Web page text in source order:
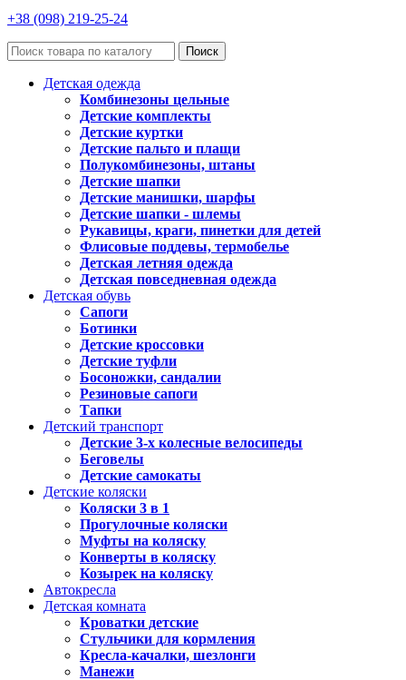
+38 (098) 219-25-24
Поиск
Детская одежда
Комбинезоны цельные
Детские комплекты
Детские куртки
Детские пальто и плащи
Полукомбинезоны, штаны
Детские шапки
Детские манишки, шарфы
Детские шапки - шлемы
Рукавицы, краги, пинетки для детей
Флисовые поддевы, термобелье
Детская летняя одежда
Детская повседневная одежда
Детская обувь
Сапоги
Ботинки
Детские кроссовки
Детские туфли
Босоножки, сандалии
Резиновые сапоги
Тапки
Детский транспорт
Детские 3-х колесные велосипеды
Беговелы
Детские самокаты
Детские коляски
Коляски 3 в 1
Прогулочные коляски
Муфты на коляску
Конверты в коляску
Козырек на коляску
Автокресла
Детская комната
Кроватки детские
Стульчики для кормления
Кресла-качалки, шезлонги
Манежи